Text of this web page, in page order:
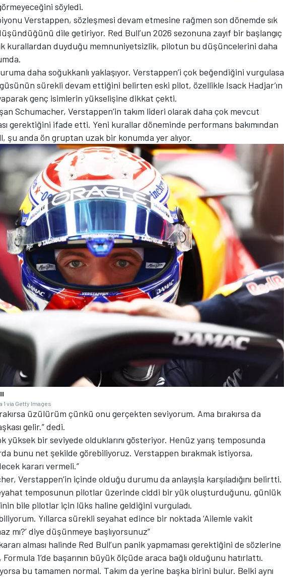
söyledi.
Verstappen, sözleşmesi devam etmesine rağmen son dönemde sık
düşündüğünü dile getiriyor. Red Bull’un 2026 sezonuna zayıf bir başlangıç
kurallardan duyduğu memnuniyetsizlik, pilotun bu düşüncelerini daha
daha soğukkanlı yaklaşıyor. Verstappen’i çok beğendiğini vurgulasa
sürekli devam ettiğini belirten eski pilot, özellikle Isack Hadjar’ın
genç isimlerin yükselişine dikkat çekti.
Schumacher, Verstappen’in takım lideri olarak daha çok mevcut
gerektiğini ifade etti. Yeni kurallar döneminde performans bakımından
şu anda ön gruptan uzak bir konumda yer alıyor.
via Getty Images
üzülürüm çünkü onu gerçekten seviyorum. Ama bırakırsa da
gelir.” dedi.
yüksek bir seviyede olduklarını gösteriyor. Henüz yarış temposunda
bunu net şekilde görebiliyoruz. Verstappen bırakmak istiyorsa,
kararı vermeli.”
Verstappen’in içinde olduğu durumu da anlayışla karşıladığını belirtti.
temposunun pilotlar üzerinde ciddi bir yük oluşturduğunu, günlük
bile pilotlar için lüks haline geldiğini vurguladı.
Yıllarca sürekli seyahat edince bir noktada ‘Ailemle vakit
mı?’ diye düşünmeye başlıyorsunuz”
alması halinde Red Bull’un panik yapmaması gerektiğini de sözlerine
1’de başarının büyük ölçüde araca bağlı olduğunu hatırlattı.
bu tamamen normal. Takım da yerine başka birini bulur. Belki aynı